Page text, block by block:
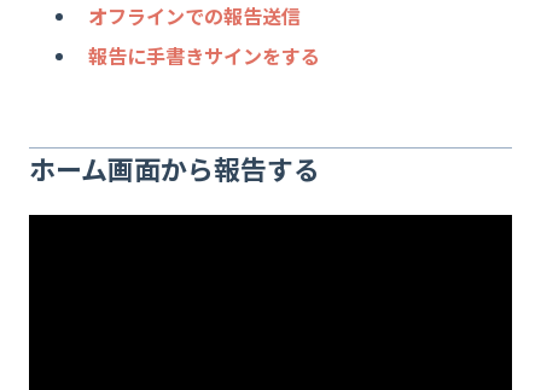
オフラインでの報告送信
報告に手書きサインをする
ホーム画面から報告する